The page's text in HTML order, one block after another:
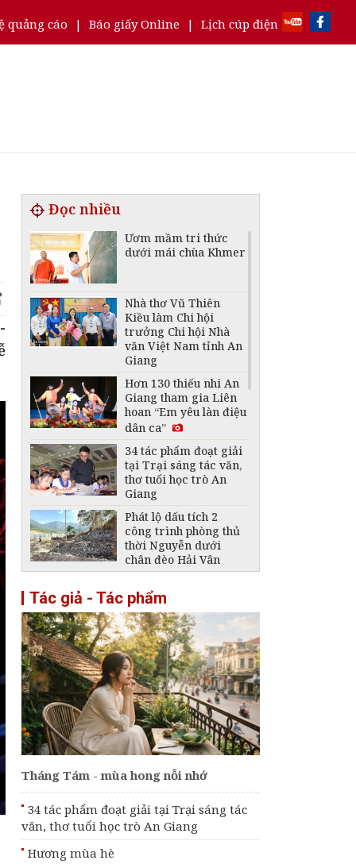
quảng cáo | Báo giấy Online | Lịch cúp điện
Đọc nhiều
Ươm mầm tri thức
dưới mái chùa Khmer
Nhà thơ Vũ Thiên
Kiều làm Chi hội
trưởng Chi hội Nhà
văn Việt Nam tỉnh An
Giang
Hơn 130 thiếu nhi An
Giang tham gia Liên
hoan “Em yêu làn điệu
dân ca”
34 tác phẩm đoạt giải
tại Trại sáng tác văn,
thơ tuổi học trò An
Giang
Phát lộ dấu tích 2
công trình phòng thủ
thời Nguyễn dưới
chân đèo Hải Vân
chức Lễ hội đèn lồng
quốc tế
Tháp Nhạn Đắk Lắk -
Tháp cổ cất giữ nền
văn hóa Chăm đặc sắc
Từng bước đưa văn
hóa trở thành động
lực phát triển đất
nước
Áp dụng Nghị định
287 về tiền bản quyền
từ ngày 1/9, có gì
mới?
Tác giả - Tác phẩm
Tháng Tám - mùa hong nỗi nhớ
34 tác phẩm đoạt giải tại Trại sáng tác
văn, thơ tuổi học trò An Giang
Hương mùa hè